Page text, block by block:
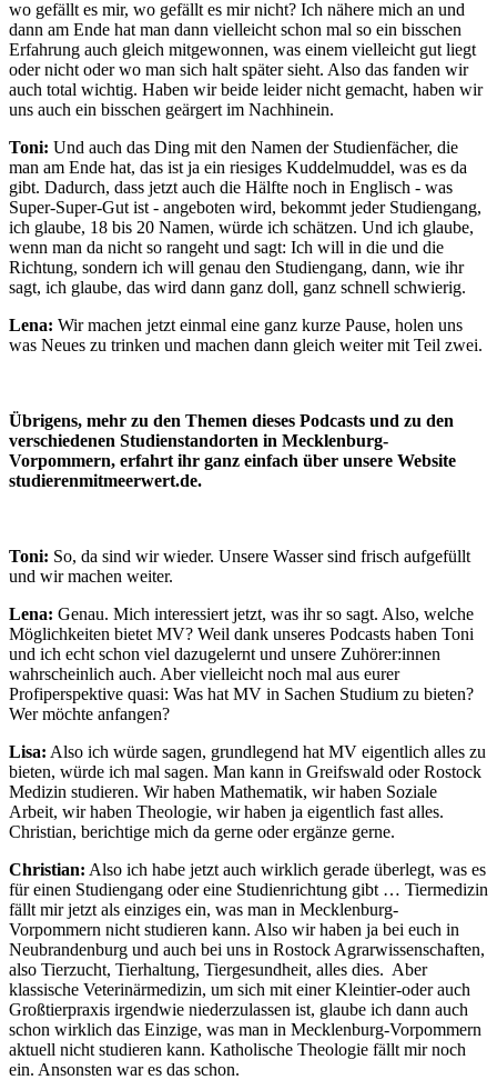
wo gefällt es mir, wo gefällt es mir nicht? Ich nähere mich an und
dann am Ende hat man dann vielleicht schon mal so ein bisschen
Erfahrung auch gleich mitgewonnen, was einem vielleicht gut liegt
oder nicht oder wo man sich halt später sieht. Also das fanden wir
auch total wichtig. Haben wir beide leider nicht gemacht, haben wir
uns auch ein bisschen geärgert im Nachhinein.
Toni: Und auch das Ding mit den Namen der Studienfächer, die
man am Ende hat, das ist ja ein riesiges Kuddelmuddel, was es da
gibt. Dadurch, dass jetzt auch die Hälfte noch in Englisch - was
Super-Super-Gut ist - angeboten wird, bekommt jeder Studiengang,
ich glaube, 18 bis 20 Namen, würde ich schätzen. Und ich glaube,
wenn man da nicht so rangeht und sagt: Ich will in die und die
Richtung, sondern ich will genau den Studiengang, dann, wie ihr
sagt, ich glaube, das wird dann ganz doll, ganz schnell schwierig.
Lena: Wir machen jetzt einmal eine ganz kurze Pause, holen uns
was Neues zu trinken und machen dann gleich weiter mit Teil zwei.
Übrigens, mehr zu den Themen dieses Podcasts und zu den
verschiedenen Studienstandorten in Mecklenburg-
Vorpommern, erfahrt ihr ganz einfach über unsere Website
studierenmitmeerwert.de.
Toni: So, da sind wir wieder. Unsere Wasser sind frisch aufgefüllt
und wir machen weiter.
Lena: Genau. Mich interessiert jetzt, was ihr so sagt. Also, welche
Möglichkeiten bietet MV? Weil dank unseres Podcasts haben Toni
und ich echt schon viel dazugelernt und unsere Zuhörer:innen
wahrscheinlich auch. Aber vielleicht noch mal aus eurer
Profiperspektive quasi: Was hat MV in Sachen Studium zu bieten?
Wer möchte anfangen?
Lisa: Also ich würde sagen, grundlegend hat MV eigentlich alles zu
bieten, würde ich mal sagen. Man kann in Greifswald oder Rostock
Medizin studieren. Wir haben Mathematik, wir haben Soziale
Arbeit, wir haben Theologie, wir haben ja eigentlich fast alles.
Christian, berichtige mich da gerne oder ergänze gerne.
Christian: Also ich habe jetzt auch wirklich gerade überlegt, was es
für einen Studiengang oder eine Studienrichtung gibt … Tiermedizin
fällt mir jetzt als einziges ein, was man in Mecklenburg-
Vorpommern nicht studieren kann. Also wir haben ja bei euch in
Neubrandenburg und auch bei uns in Rostock Agrarwissenschaften,
also Tierzucht, Tierhaltung, Tiergesundheit, alles dies. Aber
klassische Veterinärmedizin, um sich mit einer Kleintier-oder auch
Großtierpraxis irgendwie niederzulassen ist, glaube ich dann auch
schon wirklich das Einzige, was man in Mecklenburg-Vorpommern
aktuell nicht studieren kann. Katholische Theologie fällt mir noch
ein. Ansonsten war es das schon.